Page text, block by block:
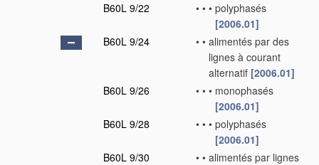
B60L 9/22
• • • polyphasés
[2006.01]
B60L 9/24
• • alimentés par des
lignes à courant
alternatif [2006.01]
B60L 9/26
• • • monophasés
[2006.01]
B60L 9/28
• • • polyphasés
[2006.01]
B60L 9/30
• • alimentés par lignes